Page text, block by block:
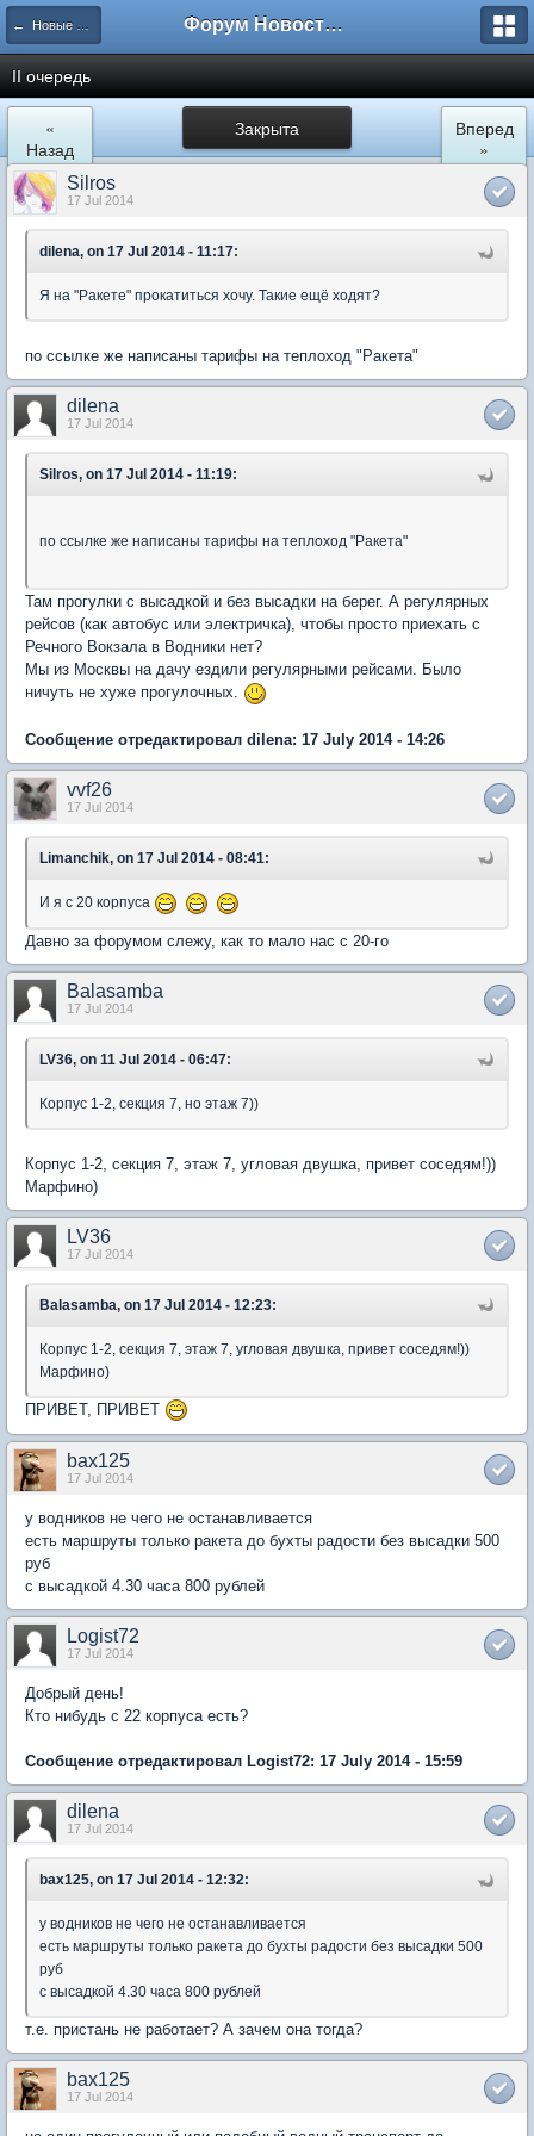
← Новые Водники Форум Новостройки
II очередь
Закрыта
«
Назад
Вперед
»
Silros
17 Jul 2014
dilena, on 17 Jul 2014 - 11:17:
Я на "Ракете" прокатиться хочу. Такие ещё ходят?
по ссылке же написаны тарифы на теплоход "Ракета"
dilena
17 Jul 2014
Silros, on 17 Jul 2014 - 11:19:
по ссылке же написаны тарифы на теплоход "Ракета"
Там прогулки с высадкой и без высадки на берег. А регулярных
рейсов (как автобус или электричка), чтобы просто приехать с
Речного Вокзала в Водники нет?
Мы из Москвы на дачу ездили регулярными рейсами. Было
ничуть не хуже прогулочных.
Сообщение отредактировал dilena: 17 July 2014 - 14:26
vvf26
17 Jul 2014
Limanchik, on 17 Jul 2014 - 08:41:
И я с 20 корпуса
Давно за форумом слежу, как то мало нас с 20-го
Balasamba
17 Jul 2014
LV36, on 11 Jul 2014 - 06:47:
Корпус 1-2, секция 7, но этаж 7))
Корпус 1-2, секция 7, этаж 7, угловая двушка, привет соседям!))
Марфино)
LV36
17 Jul 2014
Balasamba, on 17 Jul 2014 - 12:23:
Корпус 1-2, секция 7, этаж 7, угловая двушка, привет соседям!))
Марфино)
ПРИВЕТ, ПРИВЕТ
bax125
17 Jul 2014
у водников не чего не останавливается
есть маршруты только ракета до бухты радости без высадки 500
руб
с высадкой 4.30 часа 800 рублей
Logist72
17 Jul 2014
Добрый день!
Кто нибудь с 22 корпуса есть?
Сообщение отредактировал Logist72: 17 July 2014 - 15:59
dilena
17 Jul 2014
bax125, on 17 Jul 2014 - 12:32:
у водников не чего не останавливается
есть маршруты только ракета до бухты радости без высадки 500
руб
с высадкой 4.30 часа 800 рублей
т.е. пристань не работает? А зачем она тогда?
bax125
17 Jul 2014